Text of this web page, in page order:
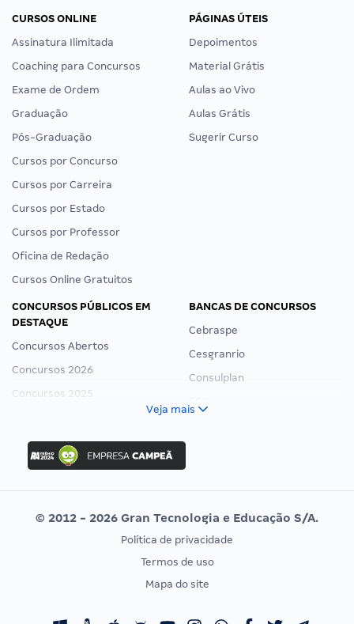
CURSOS ONLINE
Assinatura Ilimitada
Coaching para Concursos
Exame de Ordem
Graduação
Pós-Graduação
Cursos por Concurso
Cursos por Carreira
Cursos por Estado
Cursos por Professor
Oficina de Redação
Cursos Online Gratuitos
PÁGINAS ÚTEIS
Depoimentos
Material Grátis
Aulas ao Vivo
Aulas Grátis
Sugerir Curso
CONCURSOS PÚBLICOS EM
DESTAQUE
Concursos Abertos
Concursos 2026
Concursos 2025
Concurso Ibama
Concurso MPU
Editais publicados
BANCAS DE CONCURSOS
Cebraspe
Cesgranrio
Consulplan
Vunesp
CONCURSOS POR PROFISSÃO
Concursos Fiscais
EXAME DE ORDEM
Calendário OAB
Veja mais
© 2012 - 2026 Gran Tecnologia e Educação S/A.
Política de privacidade
Termos de uso
Mapa do site